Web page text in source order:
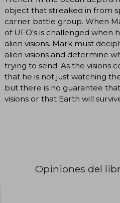
object that streaked in from
carrier battle group. When
of UFO's is challenged when
alien visions. Mark must
alien visions and determine
trying to send. As the visions
that he is not just watching
but there is no guarantee
visions or that Earth will
Opiniones del